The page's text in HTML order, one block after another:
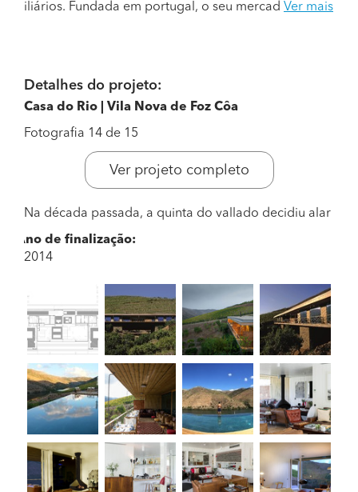
iliários. Fundada em portugal, o seu mercad Ver mais
Detalhes do projeto:
Casa do Rio | Vila Nova de Foz Côa
Fotografia 14 de 15
Ver projeto completo
Na década passada, a quinta do vallado decidiu alar
Ano de finalização:
2014